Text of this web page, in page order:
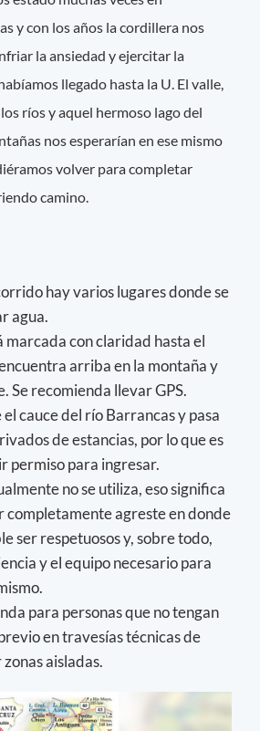
y con los años la cordillera nos
la ansiedad y ejercitar la
llegado hasta la U. El valle,
ríos y aquel hermoso lago del
nos esperarían en ese mismo
volver para completar
camino.
hay varios lugares donde se
agua.
marcada con claridad hasta el
arriba en la montaña y
Se recomienda llevar GPS.
el cauce del río Barrancas y pasa
de estancias, por lo que es
permiso para ingresar.
no se utiliza, eso significa
completamente agreste en donde
ser respetuosos y, sobre todo,
y el equipo necesario para
para personas que no tengan
en travesías técnicas de
aisladas.